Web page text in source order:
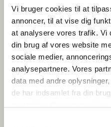
Vi bruger cookies til at
annoncer, til at vise dig
at analysere vores trafik. Vi
din brug af vores website
sociale medier,
analysepartnere. Vores
data med andre
de har indsamlet fra din
NORRØNA FELAGIÐ Í
norden.fo
NORRÆNA FÉLAGIÐ
norden.is